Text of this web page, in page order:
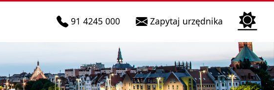
telefon do infolinii:
91 4245 000 Zapytaj urzędnika Biura